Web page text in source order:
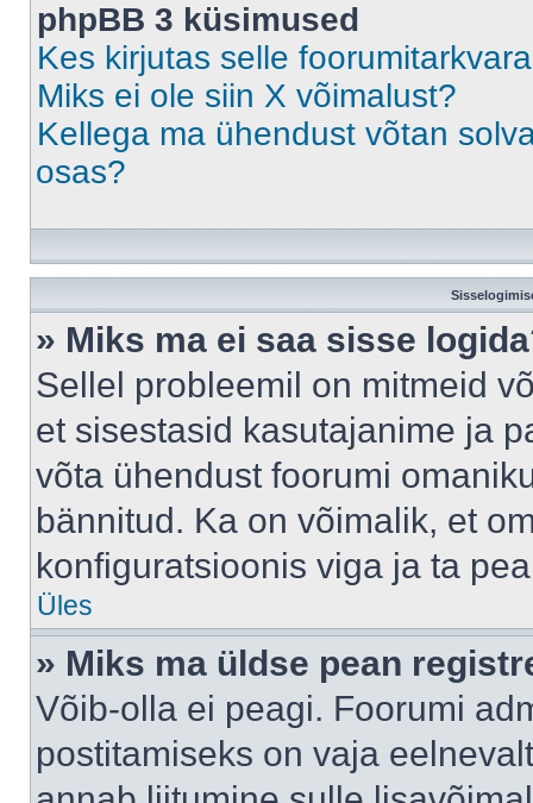
phpBB 3 küsimused
Kes kirjutas selle
Miks ei ole siin X võimalust?
Kellega ma ühendust võtan
osas?
» Miks ma ei saa sisse
Sellel probleemil on mitmeid
et sisestasid kasutajanime ja
võta ühendust foorumi
bännitud. Ka on võimalik, et
konfiguratsioonis viga ja ta
Üles
» Miks ma üldse pean
Võib-olla ei peagi. Foorumi
postitamiseks on vaja